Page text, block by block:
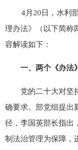
4月20日，水利部
理办法》（以下简称
容解读如下：
一、两个《办法
党的二十大对坚持
确要求。部党组提出
径，李国英部长指出
制法治管理为保障，